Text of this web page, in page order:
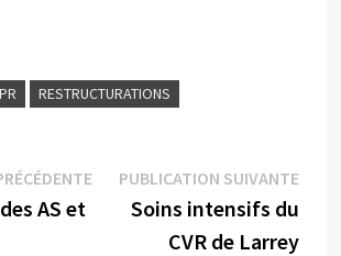
RESTRUCTURATIONS
Publication
précédente :
AS et
PUBLICATION SUIVANTE
Soins intensifs du
CVR de Larrey